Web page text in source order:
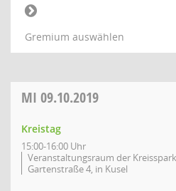
Gremium auswählen
MI 09.10.2019
Kreistag
15:00-16:00 Uhr
Veranstaltungsraum der
Gartenstraße 4, in Kusel